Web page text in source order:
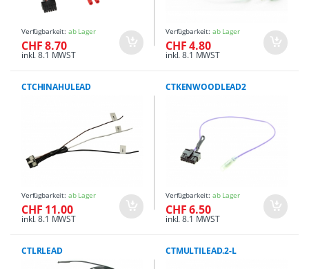
Verfügbarkeit: ab Lager
CHF 8.70
inkl. 8.1 MWST
Verfügbarkeit: ab Lager
CHF 4.80
inkl. 8.1 MWST
CTCHINAHULEAD
Verfügbarkeit: ab Lager
CHF 11.00
inkl. 8.1 MWST
CTKENWOODLEAD2
Verfügbarkeit: ab Lager
CHF 6.50
inkl. 8.1 MWST
CTLRLEAD CTMULTILEAD.2-L